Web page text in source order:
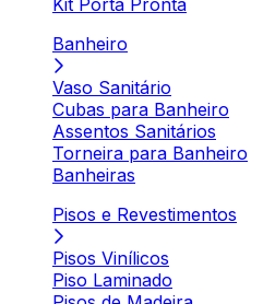
Kit Porta Pronta
Banheiro
Vaso Sanitário
Cubas para Banheiro
Assentos Sanitários
Torneira para Banheiro
Banheiras
Pisos e Revestimentos
Pisos Vinílicos
Piso Laminado